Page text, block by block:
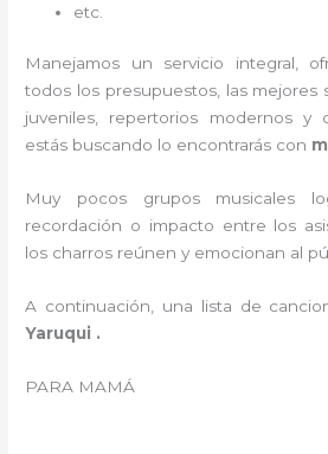
etc.
Manejamos un servicio integral,
todos los presupuestos, las mejores
juveniles, repertorios modernos y
estás buscando lo encontrarás con
Muy pocos grupos musicales
recordación o impacto entre los
los charros reúnen y emocionan al
A continuación, una lista de
Yaruqui .
PARA